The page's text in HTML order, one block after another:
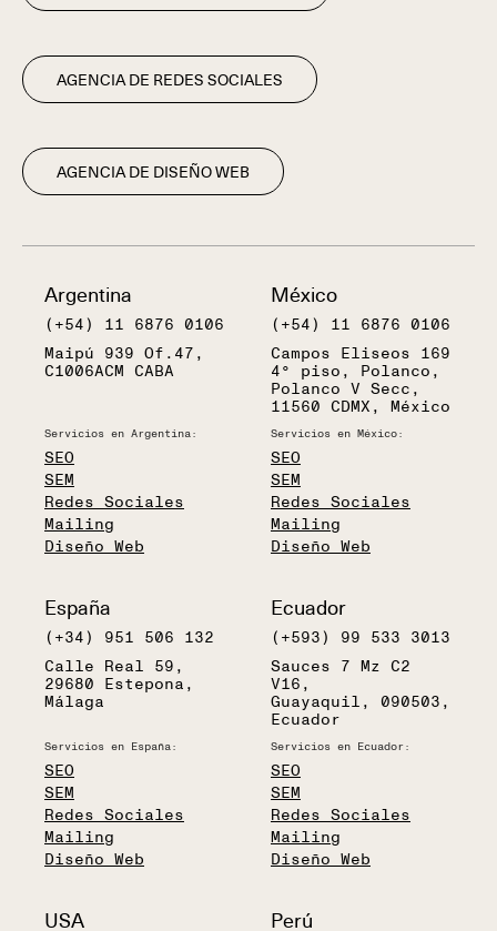
AGENCIA DE REDES SOCIALES
AGENCIA DE DISEÑO WEB
Argentina
(+54) 11 6876 0106
Maipú 939 Of.47,
C1006ACM CABA
Servicios en Argentina:
SEO
SEM
Redes Sociales
Mailing
Diseño Web
México
(+54) 11 6876 0106
Campos Eliseos 169
4° piso, Polanco,
Polanco V Secc,
11560 CDMX, México
Servicios en México:
SEO
SEM
Redes Sociales
Mailing
Diseño Web
España
(+34) 951 506 132
Calle Real 59,
29680 Estepona,
Málaga
Servicios en España:
SEO
SEM
Redes Sociales
Mailing
Diseño Web
Ecuador
(+593) 99 533 3013
Sauces 7 Mz C2
V16,
Guayaquil, 090503,
Ecuador
Servicios en Ecuador:
SEO
SEM
Redes Sociales
Mailing
Diseño Web
USA Perú